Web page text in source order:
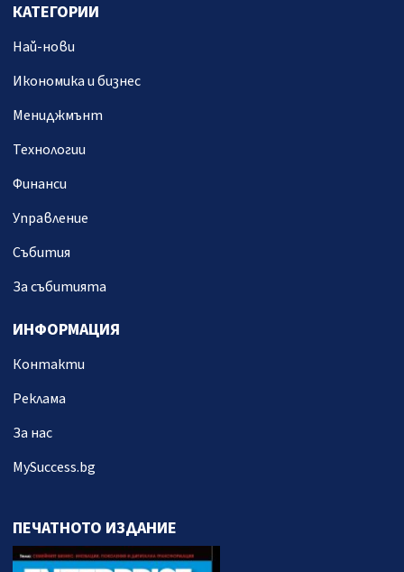
КАТЕГОРИИ
Най-нови
Икономика и бизнес
Мениджмънт
Технологии
Финанси
Управление
Събития
За събитията
ИНФОРМАЦИЯ
Контакти
Реклама
За нас
MySuccess.bg
ПЕЧАТНОТО ИЗДАНИЕ